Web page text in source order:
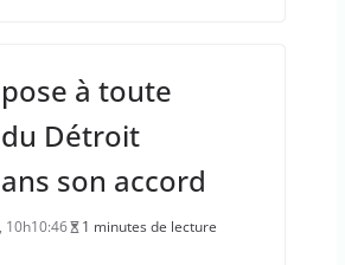
à toute
Détroit
son accord
10h10:46
1 minutes de lecture